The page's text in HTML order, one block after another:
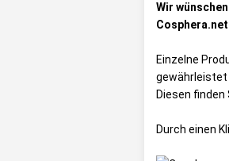
Wir
Einzelne
gewährleistet
Diesen finden
Durch einen